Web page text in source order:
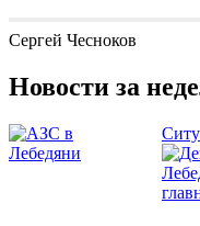
Сергей Чесноков
Новости за